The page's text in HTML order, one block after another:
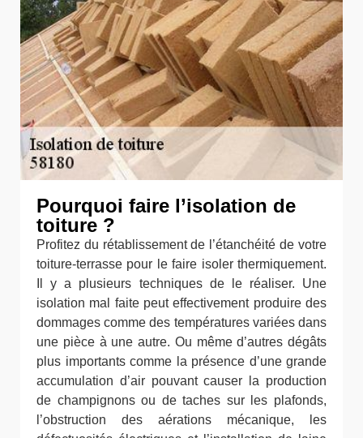
Pourquoi faire l’isolation de
toiture ?
Profitez du rétablissement de l’étanchéité de votre
toiture-terrasse pour le faire isoler thermiquement.
Il y a plusieurs techniques de le réaliser. Une
isolation mal faite peut effectivement produire des
dommages comme des températures variées dans
une pièce à une autre. Ou même d’autres dégâts
plus importants comme la présence d’une grande
accumulation d’air pouvant causer la production
de champignons ou de taches sur les plafonds,
l’obstruction des aérations mécanique, les